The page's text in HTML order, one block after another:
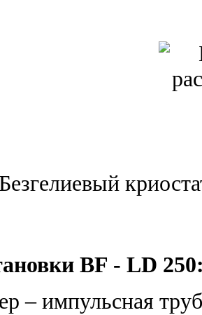
BF - LD
– импульсная